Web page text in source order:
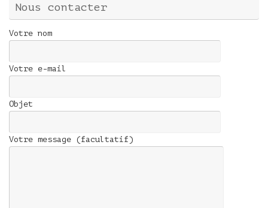
Nous contacter
Votre nom
Votre e-mail
Objet
Votre message (facultatif)